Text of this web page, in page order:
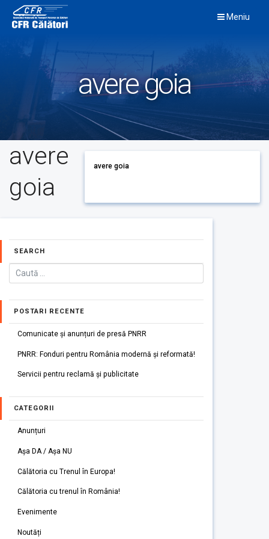
content
Meniu
avere goia
avere
goia
avere goia
SEARCH
POSTARI RECENTE
Comunicate și anunțuri de presă PNRR
PNRR: Fonduri pentru România modernă și reformată!
Servicii pentru reclamă și publicitate
CATEGORII
Anunțuri
Așa DA / Așa NU
Călătoria cu Trenul în Europa!
Călătoria cu trenul în România!
Evenimente
Noutăți